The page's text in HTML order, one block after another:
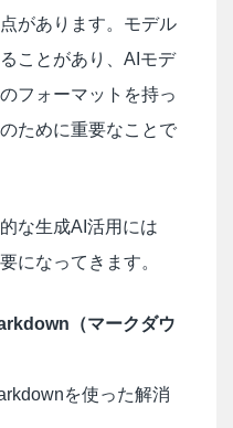
があります。モデル
ことがあり、AIモデ
フォーマットを持っ
ために重要なことで
な生成AI活用には
になってきます。
（マークダウ
を使った解消